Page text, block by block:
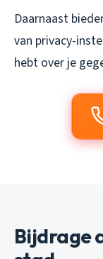
Daarnaast
van privacy-
hebt over je
Bijdrage